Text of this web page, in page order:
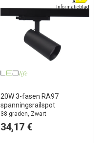
Informatieblad
20W 3-fasen RA97
spanningsrailspot
38 graden, Zwart
34,17 €